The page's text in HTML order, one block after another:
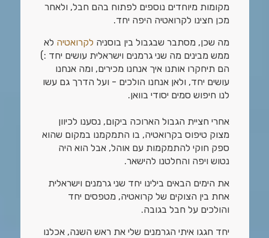
מקומות מיוחדים נוספים לפתוח בהם חבל, ולאחר
מכן חצינו לקרואטיה היפה יחד.
מה שכן, מסתבר שבגבול בין בוסניה לקרואטיה לא
ממש מבינים מה שני גרמנים וישראלית עושים יחד :)
הם תיחקרו אותנו איך אנחנו מכירים, ומה אנחנו
עושים יחד, ולאן אנחנו הולכים - ועל הדרך גם עשו
לנו חיפוש סמים יסודי בוואן.
אחרי חציית הגבול הארוכה ביקום, נסענו לכיוון
מצוק טיפוס בקרואטיה, בו התמקמנו במקום שהוא
ספק חוקי להתמקמות עם אוהל, אבל הוא היה
נטוש ויפה והחלטנו להישאר.
את הימים הבאים בילינו יחד שני גרמנים וישראלית
אחת בין הצוקים של קרואטיה, מטפסים יחד
והולכים על חבל בגובה.
יחד חגגו איתי הגרמנים שלי את ראש השנה, אכלנו